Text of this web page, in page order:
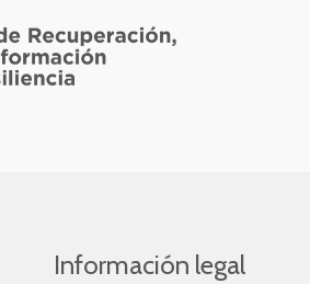
Información legal